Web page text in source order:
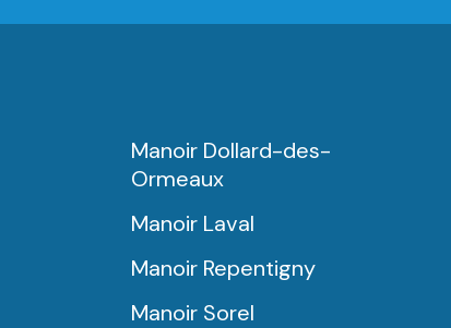
Manoir Dollard-des-
Ormeaux
Manoir Laval
Manoir Repentigny
Manoir Sorel